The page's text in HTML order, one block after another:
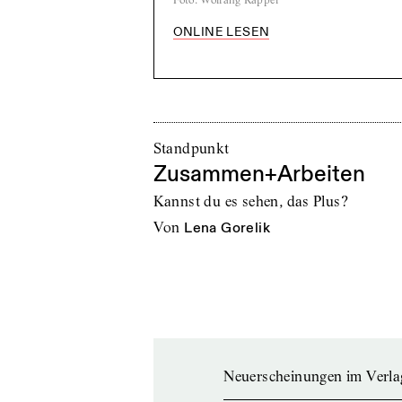
ONLINE LESEN
Standpunkt
Zusammen+Arbeiten
Kannst du es sehen, das Plus?
von Lena Gorelik
Neuerscheinungen im